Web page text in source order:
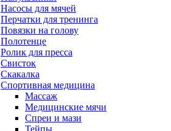
Насосы для мячей
Перчатки для тренинга
Повязки на голову
Полотенце
Ролик для пресса
Свисток
Скакалка
Спортивная медицина
Массаж
Медицинские мячи
Спреи и мази
Тейпы